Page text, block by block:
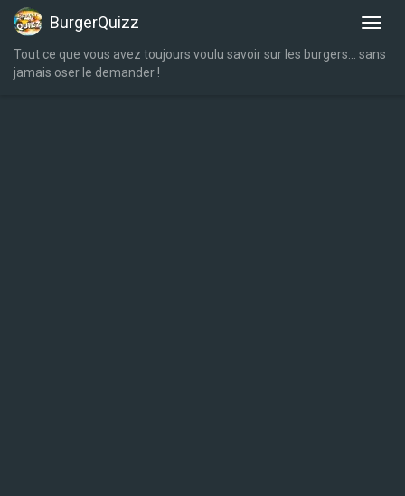
BurgerQuizz
Tout ce que vous avez toujours voulu savoir sur les burgers… sans
jamais oser le demander !